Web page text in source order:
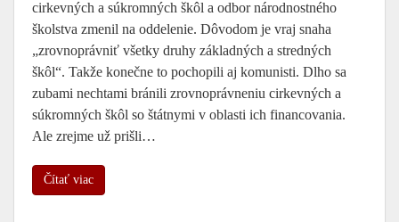
cirkevných a súkromných škôl a odbor národnostného
školstva zmenil na oddelenie. Dôvodom je vraj snaha
„zrovnoprávniť všetky druhy základných a stredných
škôl“. Takže konečne to pochopili aj komunisti. Dlho sa
zubami nechtami bránili zrovnoprávneniu cirkevných a
súkromných škôl so štátnymi v oblasti ich financovania.
Ale zrejme už prišli…
Čítať viac